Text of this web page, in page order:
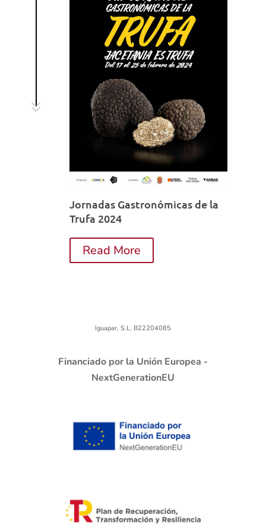
7
Jornadas Gastronómicas de la
Trufa 2024
Read More
Iguapar, S.L. B22204085
Financiado por la Unión Europea -
NextGenerationEU